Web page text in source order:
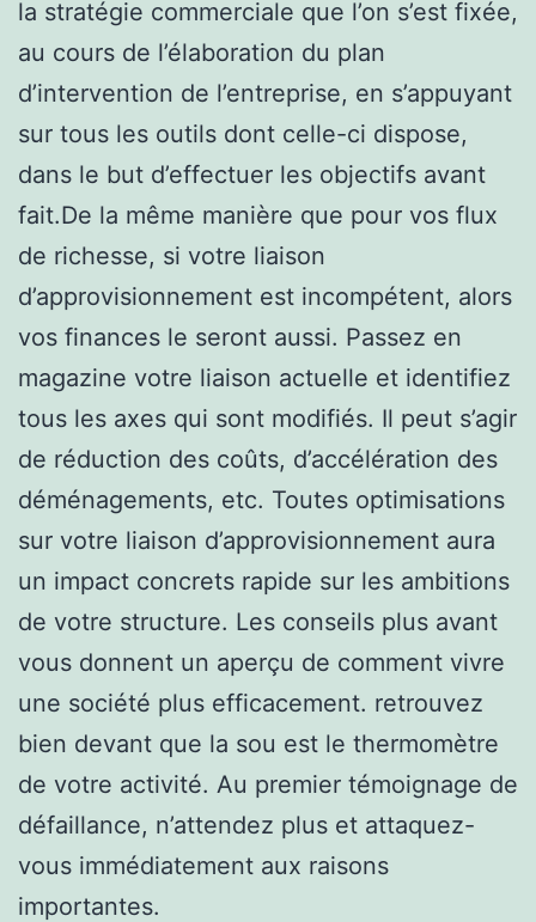
la stratégie commerciale que l’on s’est fixée,
au cours de l’élaboration du plan
d’intervention de l’entreprise, en s’appuyant
sur tous les outils dont celle-ci dispose,
dans le but d’effectuer les objectifs avant
fait.De la même manière que pour vos flux
de richesse, si votre liaison
d’approvisionnement est incompétent, alors
vos finances le seront aussi. Passez en
magazine votre liaison actuelle et identifiez
tous les axes qui sont modifiés. Il peut s’agir
de réduction des coûts, d’accélération des
déménagements, etc. Toutes optimisations
sur votre liaison d’approvisionnement aura
un impact concrets rapide sur les ambitions
de votre structure. Les conseils plus avant
vous donnent un aperçu de comment vivre
une société plus efficacement. retrouvez
bien devant que la sou est le thermomètre
de votre activité. Au premier témoignage de
défaillance, n’attendez plus et attaquez-
vous immédiatement aux raisons
importantes.